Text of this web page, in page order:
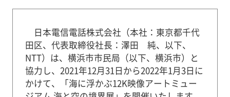
日本電信電話株式会社（本社：東京都千代
田区、代表取締役社長：澤田 純、以下、
NTT）は、横浜市市民局（以下、横浜市）と
協力し、2021年12月31日から2022年1月3日に
かけて、「海に浮かぶ12K映像アートミュー